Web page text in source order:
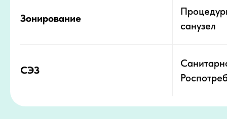
Зонирование
санузел
СЭЗ